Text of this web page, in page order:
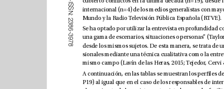
I
S
S
N
:
2
3
8
6
-
3
9
7
8
Mundo y la Radio Televisión Pública Española (RTVE).